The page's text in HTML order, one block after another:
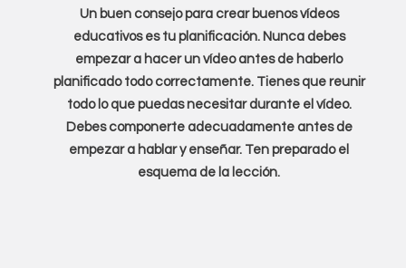
Un buen consejo para crear buenos vídeos
educativos es tu planificación. Nunca debes
empezar a hacer un vídeo antes de haberlo
planificado todo correctamente. Tienes que reunir
todo lo que puedas necesitar durante el vídeo.
Debes componerte adecuadamente antes de
empezar a hablar y enseñar. Ten preparado el
esquema de la lección.